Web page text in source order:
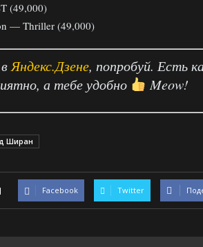
(49,000)
— Thriller (49,000)
Яндекс.Дзене, попробуй. Есть
а тебе удобно
Meow!
Ширан
Facebook Twitter